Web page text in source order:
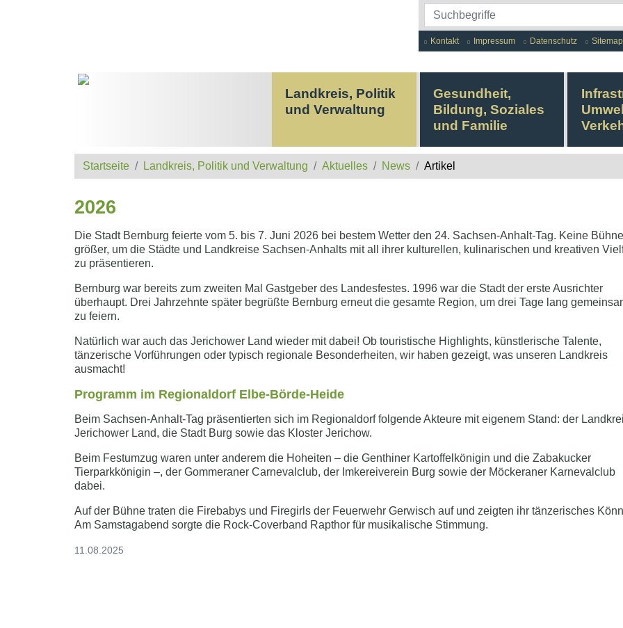
Kontakt Impressum Datenschutz Sitemap
Landkreis, Politik
und Verwaltung
Gesundheit,
Bildung, Soziales
und Familie
Startseite Landkreis, Politik und Verwaltung Aktuelles News Artikel
2026
Die Stadt Bernburg feierte vom 5. bis 7. Juni 2026 bei bestem Wetter den 24. Sachsen-Anhalt-Tag. Keine
größer, um die Städte und Landkreise Sachsen-Anhalts mit all ihrer kulturellen, kulinarischen und kreativen
zu präsentieren.
Bernburg war bereits zum zweiten Mal Gastgeber des Landesfestes. 1996 war die Stadt der erste Ausrichter
überhaupt. Drei Jahrzehnte später begrüßte Bernburg erneut die gesamte Region, um drei Tage lang
zu feiern.
Natürlich war auch das Jerichower Land wieder mit dabei! Ob touristische Highlights, künstlerische Talente,
tänzerische Vorführungen oder typisch regionale Besonderheiten, wir haben gezeigt, was unseren Landkreis
ausmacht!
Programm im Regionaldorf Elbe-Börde-Heide
Beim Sachsen-Anhalt-Tag präsentierten sich im Regionaldorf folgende Akteure mit eigenem Stand: der
Jerichower Land, die Stadt Burg sowie das Kloster Jerichow.
Beim Festumzug waren unter anderem die Hoheiten – die Genthiner Kartoffelkönigin und die Zabakucker
Tierparkkönigin –, der Gommeraner Carnevalclub, der Imkereiverein Burg sowie der Möckeraner Karnevalclub
dabei.
Auf der Bühne traten die Firebabys und Firegirls der Feuerwehr Gerwisch auf und zeigten ihr tänzerisches
Am Samstagabend sorgte die Rock-Coverband Rapthor für musikalische Stimmung.
11.08.2025